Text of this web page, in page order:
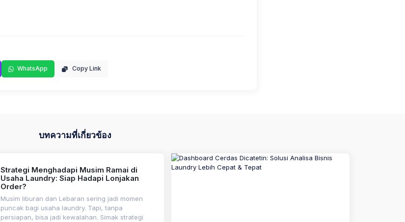
WhatsApp Copy Link
บทความที่เกี่ยวข้อง
Strategi Menghadapi Musim Ramai di
Usaha Laundry: Siap Hadapi Lonjakan
Order?
Musim liburan dan Lebaran sering jadi momen
puncak bagi usaha laundry. Tapi, tanpa
persiapan, bisa jadi kewalahan. Simak strategi